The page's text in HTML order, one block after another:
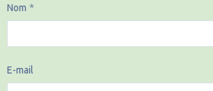
Nom
E-mail